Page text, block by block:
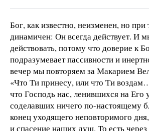
Бог, как известно, неизменен, но
динамичен: Он всегда действует. И
действовать, потому что доверие к
подразумевает пассивности и
вечер мы повторяем за Макарием
«Что Ти принесу, или что Ти
что Господь нас, ленившихся на Его
соделавших ничего по-настоящему
конец уходящего неповторимого
и спасение наших душ. То есть через